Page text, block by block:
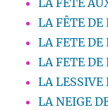
LA FETE
LA FÊTE
LA FETE
LA FETE
LA LESSIVE
LA NEIGE